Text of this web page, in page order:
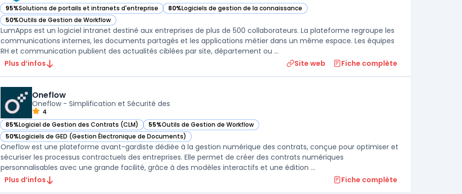
95%Solutions de portails et intranets d'entreprise
— voir LumApps dans cette catégorie 80%Logiciels de gestion de la connaissance
— voir LumApps dans cette catégorie
50%Outils de Gestion de Workflow
— voir LumApps dans cette catégorie
LumApps est un logiciel intranet destiné aux entreprises de plus de 500 collaborateurs. La plateforme regroupe les
communications internes, les documents partagés et les applications métier dans un même espace. Les équipes
RH et communication publient des actualités ciblées par site, département ou ...
Plus d’infos
Site web Fiche complète
Oneflow
Oneflow - Simplification et Sécurité des
4
85%Logiciel de Gestion des Contrats (CLM)
— voir Oneflow dans cette catégorie 55%Outils de Gestion de Workflow
— voir Oneflow dans cette catégorie
50%Logiciels de GED (Gestion Électronique de Documents)
— voir Oneflow dans cette catégorie
Oneflow est une plateforme avant-gardiste dédiée à la gestion numérique des contrats, conçue pour optimiser et
sécuriser les processus contractuels des entreprises. Elle permet de créer des contrats numériques
personnalisables avec une grande facilité, grâce à des modèles interactifs et une édition ...
Plus d’infos
Fiche complète